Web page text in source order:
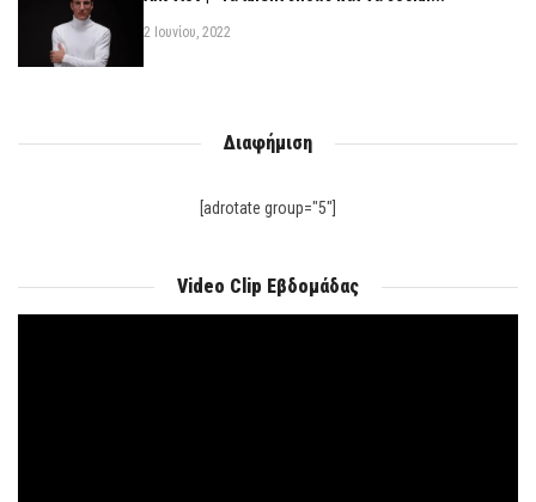
2 Ιουνίου, 2022
Διαφήμιση
[adrotate group="5"]
Video Clip Εβδομάδας